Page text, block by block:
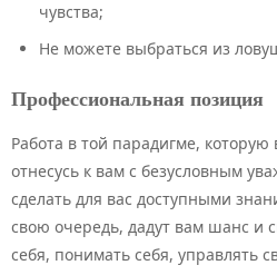
чувства;
Не можете выбраться из
Профессиональная позиция
Работа в той парадигме,
отнесусь к вам с безусловным
сделать для вас доступными
свою очередь, дадут вам шанс и
себя, понимать себя, управлять